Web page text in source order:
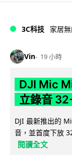
3C科技 家居
Vin 19 小時
DJI Mic
立錄音
DJI 最新推出的
音，並首度下放
閱讀全文